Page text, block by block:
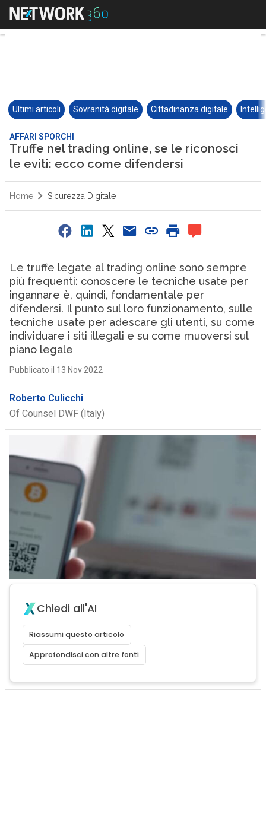
Ultimi articoli Sovranità digitale Cittadinanza digitale
AFFARI SPORCHI
Truffe nel trading online, se le riconosci
le eviti: ecco come difendersi
Home Sicurezza Digitale
Le truffe legate al trading online sono sempre
più frequenti: conoscere le tecniche usate per
ingannare è, quindi, fondamentale per
difendersi. Il punto sul loro funzionamento, sulle
tecniche usate per adescare gli utenti, su come
individuare i siti illegali e su come muoversi sul
piano legale
Pubblicato il 13 Nov 2022
Roberto Culicchi
Of Counsel DWF (Italy)
Chiedi all'AI
Riassumi questo articolo
Approfondisci con altre fonti